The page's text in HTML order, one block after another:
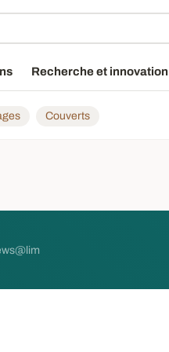
Recherche et innovation
Couverts